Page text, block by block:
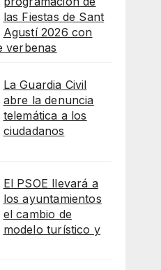
las Fiestas de Sant
Agustí 2026 con
verbenas
La Guardia Civil
abre la denuncia
telemática a los
ciudadanos
El PSOE llevará a
los ayuntamientos
el cambio de
modelo turístico y